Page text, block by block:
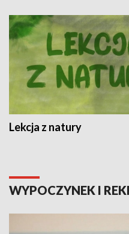
Lekcja z natury
WYPOCZYNEK I